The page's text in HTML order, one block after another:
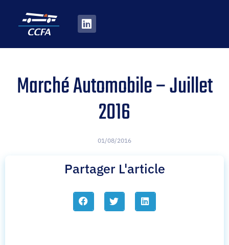
Marché Automobile – Juillet
2016
01/08/2016
Partager L'article